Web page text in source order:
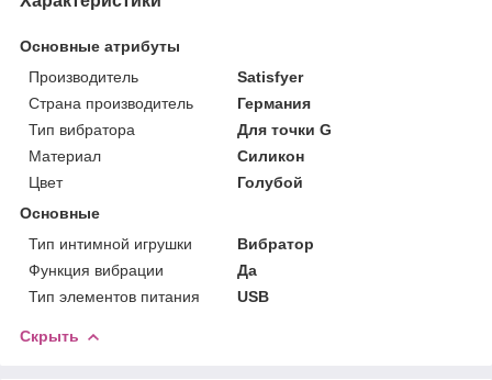
Основные атрибуты
Производитель
Satisfyer
Страна производитель
Германия
Тип вибратора
Для точки G
Материал
Силикон
Цвет
Голубой
Основные
Тип интимной игрушки
Вибратор
Функция вибрации
Да
Тип элементов питания
USB
Скрыть